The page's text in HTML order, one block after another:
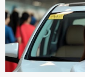
– rồi để lại xe máy trên
sông. Người thân và
con mất tích trên sông
hiện trường, người dân
soát Nghệ An cùng hai
lượng chức năng phối
khai tìm kiếm. Danh tính